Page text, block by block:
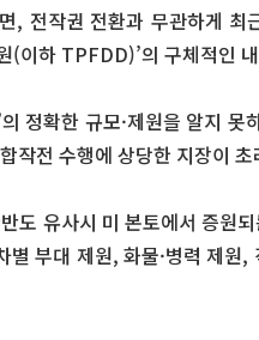
, 전작권 전환과 무관하게
(이하 TPFDD)’의 구체적인
정확한 규모·제원을 알지
작전 수행에 상당한 지장이
도 유사시 미 본토에서 증원
별 부대 제원, 화물·병력 제